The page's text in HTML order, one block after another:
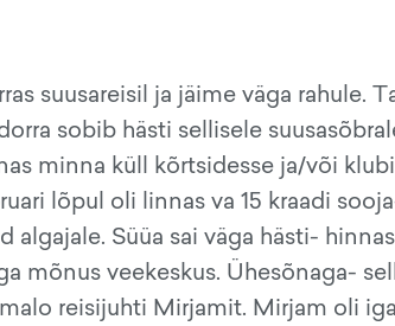
suusareisil ja jäime väga rahule.
sobib hästi sellisele
minna küll kõrtsidesse ja/või
lõpul oli linnas va 15 kraadi
algajale. Süüa sai väga hästi-
mõnus veekeskus. Ühesõnaga-
reisijuhti Mirjamit. Mirjam oli